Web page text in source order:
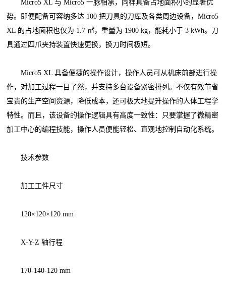
Micro5 XL 与 Micro5 一脉相承，同样具备占地面积小的显著优
势。即便配备可容纳多达 100 把刀具的刀库及各类周边设备，Micro5
XL 的占地面积也仅为 1.7 ㎡，重量为 1900 kg，能耗小于 3 kWh。刀
具通过四爪夹持装置快速更换，换刀时间极短。
Micro5 XL 具备便捷的操作设计，操作人员可从机床前部进行操
作，对加工过程一目了然，并支持多台设备紧密排列。不仅有效节省
宝贵的生产空间资源，降低成本，还可极大地提升操作的人体工程学
特性。而且，该设备的操作逻辑具有高度一致性：只要掌握了微精密
加工中心的编程技能，操作人员便能轻松、直观地控制自动化系统。
技术参数
加工工件尺寸
120×120×120 mm
X-Y-Z 轴行程
170-140-120 mm